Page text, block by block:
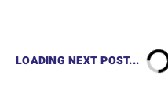
LOADING NEXT POST...